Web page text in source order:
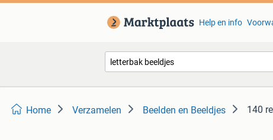
Help en info
Home Verzamelen Beelden en Beeldjes 140